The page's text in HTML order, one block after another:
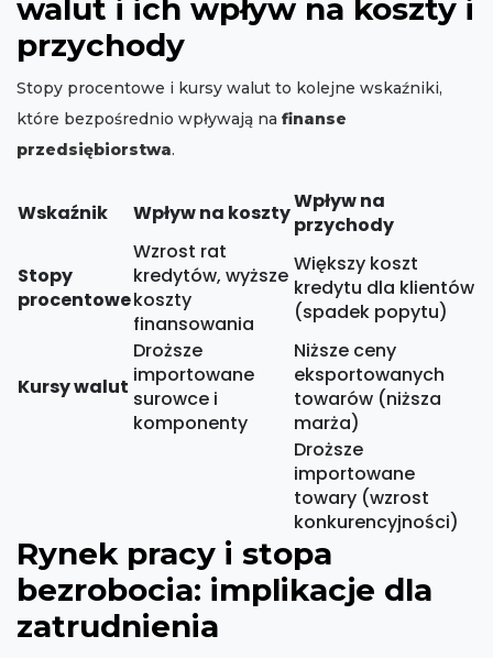
walut i ich wpływ na koszty i
przychody
Stopy procentowe i kursy walut to kolejne wskaźniki,
które bezpośrednio wpływają na finanse
przedsiębiorstwa.
Wskaźnik Wpływ na kosztyWpływ na
przychody
Stopy
procentowe
Wzrost rat
kredytów, wyższe
koszty
finansowania
Większy koszt
kredytu dla klientów
(spadek popytu)
Kursy walut
Droższe
importowane
surowce i
komponenty
Niższe ceny
eksportowanych
towarów (niższa
marża)
Droższe
importowane
towary (wzrost
konkurencyjności)
Rynek pracy i stopa
bezrobocia: implikacje dla
zatrudnienia